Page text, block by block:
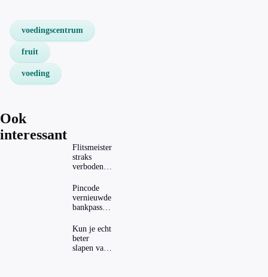
voedingscentrum
fruit
voeding
Ook
interessant
Flitsmeister
straks
verboden?
regels in
Nederland
en het
buitenland
Pincode
vernieuwde
bankpassen
ING-app:
is dat wel
veilig?
Kun je echt
beter
slapen van